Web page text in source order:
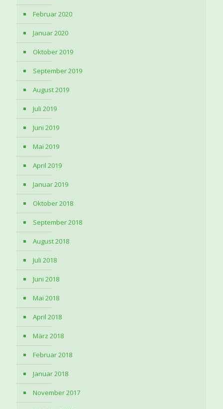
Februar 2020
Januar 2020
Oktober 2019
September 2019
August 2019
Juli 2019
Juni 2019
Mai 2019
April 2019
Januar 2019
Oktober 2018
September 2018
August 2018
Juli 2018
Juni 2018
Mai 2018
April 2018
März 2018
Februar 2018
Januar 2018
November 2017